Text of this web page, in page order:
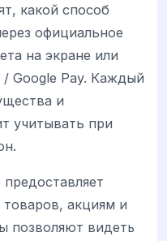
какой способ
официальное
на экране или
/ Google Pay. Каждый
и
учитывать при
товаров, акциям и
позволяют видеть